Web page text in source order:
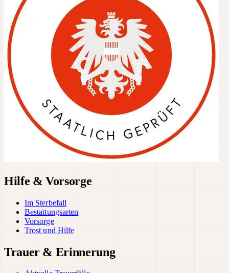
Hilfe & Vorsorge
Im Sterbefall
Bestattungsarten
Vorsorge
Trost und Hilfe
Trauer & Erinnerung